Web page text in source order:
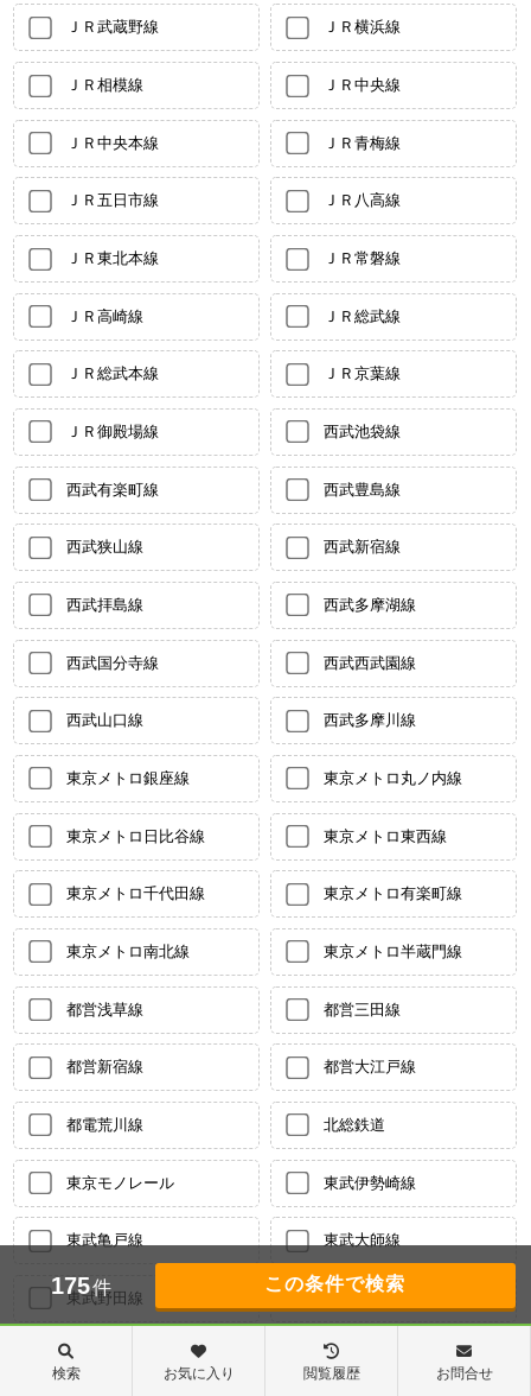
ＪＲ武蔵野線 ＪＲ横浜線
ＪＲ相模線 ＪＲ中央線
ＪＲ中央本線 ＪＲ青梅線
ＪＲ五日市線 ＪＲ八高線
ＪＲ東北本線 ＪＲ常磐線
ＪＲ高崎線 ＪＲ総武線
ＪＲ総武本線 ＪＲ京葉線
ＪＲ御殿場線 西武池袋線
西武有楽町線 西武豊島線
西武狭山線 西武新宿線
西武拝島線 西武多摩湖線
西武国分寺線 西武西武園線
西武山口線 西武多摩川線
東京メトロ銀座線 東京メトロ丸ノ内線
東京メトロ日比谷線 東京メトロ東西線
東京メトロ千代田線 東京メトロ有楽町線
東京メトロ南北線 東京メトロ半蔵門線
都営浅草線 都営三田線
都営新宿線 都営大江戸線
都電荒川線 北総鉄道
東京モノレール 東武伊勢崎線
東武亀戸線 東武大師線
東武野田線 東武東上線
京成本線 京成押上線
175件
検索 お気に入り 閲覧履歴 お問合せ